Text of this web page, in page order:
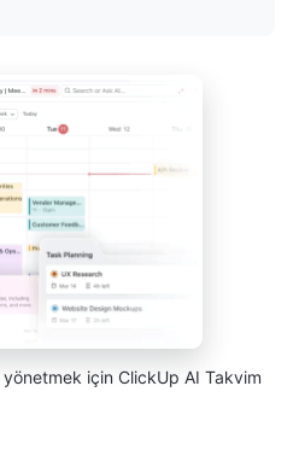
yönetmek için ClickUp AI Takvim